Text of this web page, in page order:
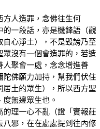
方人造罪，念佛往生何
一段話，亦是機鋒語（觀
心淨土），不是毀謗乃至
沒有一個會造罪的，若造
人聚會一處，念念增進善
佛願力加持，幫我們伏住
土的眾生），所以西方聖
無邊眾生也。
理一心不亂（證「實報莊
八邪，在在處處提到往內修